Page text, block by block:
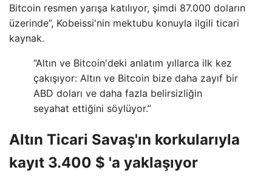
Bitcoin resmen yarışa katılıyor, şimdi 87.000 doların
üzerinde”, Kobeissi'nin mektubu konuyla ilgili ticari
kaynak.
“Altın ve Bitcoin'deki anlatım yıllarca ilk kez
çakışıyor: Altın ve Bitcoin bize daha zayıf bir
ABD doları ve daha fazla belirsizliğin
seyahat ettiğini söylüyor.”
Altın Ticari Savaş'ın korkularıyla
kayıt 3.400 $ 'a yaklaşıyor